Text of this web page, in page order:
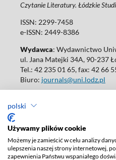
polski
Używamy plików cookie
Możemy je zamieścić w celu analizy
ulepszenia naszej strony internetowej,
zapewnienia Państwu wspaniałego
Czytanie Literatury. Łódzkie
ISSN: 2299-7458
e-ISSN: 2449-8386
Wydawca: Wydawnictwo
ul. Jana Matejki 34A, 90-237
Tel.: 42 235 01 65, fax: 42 66
Biuro: journals@uni.lodz.pl
W sprawie prenumeraty wydań
Deklaracja dostępności